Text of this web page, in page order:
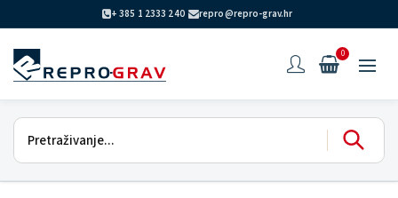
+ 385 1 2333 240 repro@repro-grav.hr
0